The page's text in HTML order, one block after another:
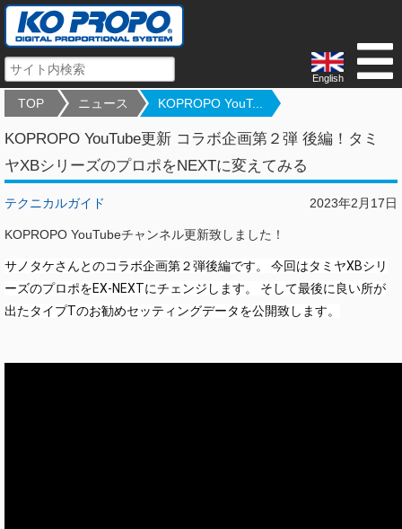
English
TOP ニュース KOPROPO YouT...
KOPROPO YouTube更新 コラボ企画第２弾 後編！タミ
ヤXBシリーズのプロポをNEXTに変えてみる
2023年2月17日
テクニカルガイド
KOPROPO YouTubeチャンネル更新致しました！
サノタケさんとのコラボ企画第２弾後編です。 今回はタミヤXBシリ
ーズのプロポをEX-NEXTにチェンジします。 そして最後に良い所が
出たタイプTのお勧めセッティングデータを公開致します。